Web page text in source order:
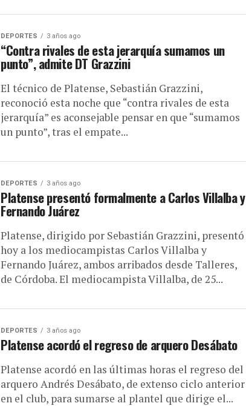
DEPORTES 3 años ago
“Contra rivales de esta jerarquía sumamos un
punto”, admite DT Grazzini
El técnico de Platense, Sebastián Grazzini,
reconoció esta noche que “contra rivales de esta
jerarquía” es aconsejable pensar en que “sumamos
un punto”, tras el empate...
DEPORTES 3 años ago
Platense presentó formalmente a Carlos Villalba y
Fernando Juárez
Platense, dirigido por Sebastián Grazzini, presentó
hoy a los mediocampistas Carlos Villalba y
Fernando Juárez, ambos arribados desde Talleres,
de Córdoba. El mediocampista Villalba, de 25...
DEPORTES 3 años ago
Platense acordó el regreso de arquero Desábato
Platense acordó en las últimas horas el regreso del
arquero Andrés Desábato, de extenso ciclo anterior
en el club, para sumarse al plantel que dirige el...